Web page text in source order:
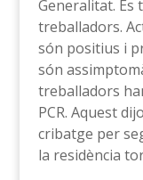
Generalitat. Es
treballadors.
són positius i
són
treballadors
PCR. Aquest
cribatge per
la residència